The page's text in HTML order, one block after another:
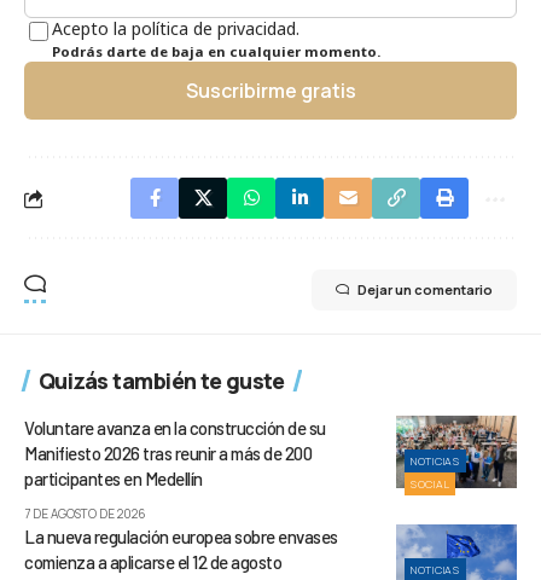
Acepto la política de privacidad.
Podrás darte de baja en cualquier momento.
Suscribirme gratis
Dejar un comentario
Quizás también te guste
NOTICIAS
SOCIAL
Voluntare avanza en la construcción de su
Manifiesto 2026 tras reunir a más de 200
participantes en Medellín
7 DE AGOSTO DE 2026
NOTICIAS
La nueva regulación europea sobre envases
comienza a aplicarse el 12 de agosto